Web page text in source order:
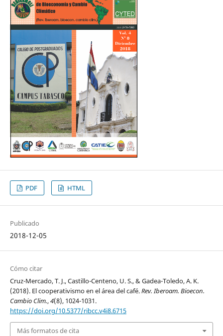
PDF HTML
Publicado
2018-12-05
Cómo citar
Cruz-Mercado, T. J., Castillo-Centeno, U. S., & Gadea-Toledo, A. K.
(2018). El cooperativismo en el área del café.Rev. Iberoam. Bioecon.
Cambio Clim.,4(8), 1024-1031.
https://doi.org/10.5377/ribcc.v4i8.6715
Más formatos de cita